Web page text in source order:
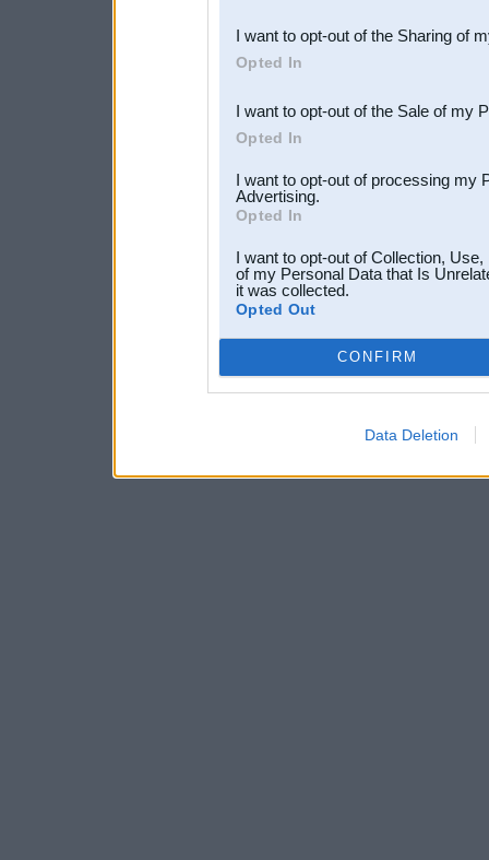
Downstream Participants
third parties.
I want to opt-out of the Sharing of
Opted In
I want to opt-out of the Sale of my
Opted In
I want to opt-out of processing my
Advertising.
Opted In
I want to opt-out of Collection,
of my Personal Data that Is
it was collected.
Opted Out
CONFIRM
Data Deletion